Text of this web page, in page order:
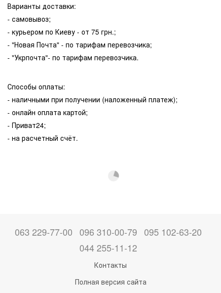
Варианты доставки:
- самовывоз;
- курьером по Киеву - от 75 грн.;
- "Новая Почта" - по тарифам перевозчика;
- "Укрпочта"- по тарифам перевозчика.
Способы оплаты:
- наличными при получении (наложенный платеж);
- онлайн оплата картой;
- Приват24;
- на расчетный счёт.
063 229-77-00 096 310-00-79 095 102-63-20
044 255-11-12
Контакты
Полная версия сайта